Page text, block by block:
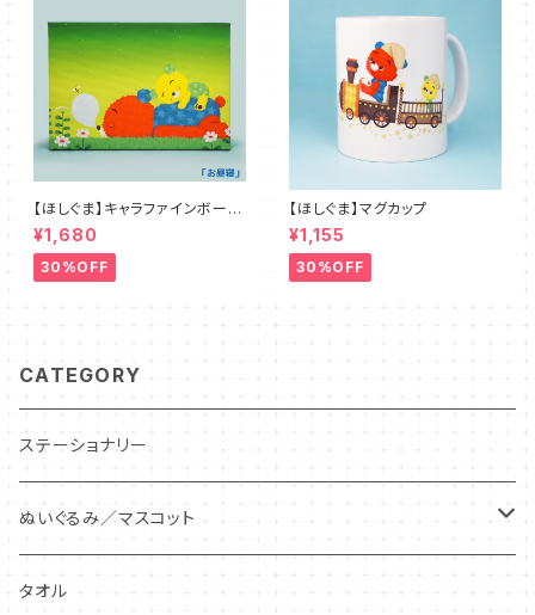
【ほしぐま】キャラファインボード
４種
¥1,680
30%OFF
【ほしぐま】マグカップ
¥1,155
30%OFF
CATEGORY
ステーショナリー
ぬいぐるみ／マスコット
ぬいぐるみ
タオル